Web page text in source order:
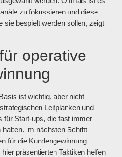
zu fokussieren und diese
sie bespielt werden sollen, zeigt
operative
ist wichtig, aber nicht
Leitplanken und
für Start-ups, die fast immer
Im nächsten Schritt
für die Kundengewinnung
präsentierten Taktiken helfen